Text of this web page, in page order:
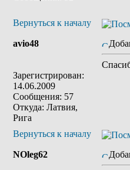
Вернуться к началу
avio48
Зарегистрирован:
14.06.2009
Сообщения: 57
Откуда: Латвия,
Рига
Вернуться к началу
NOleg62